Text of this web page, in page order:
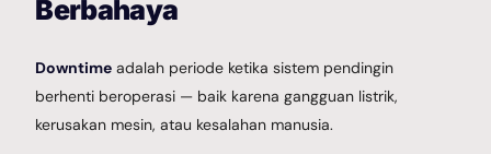
Berbahaya
Downtime adalah periode ketika sistem pendingin
berhenti beroperasi — baik karena gangguan listrik,
kerusakan mesin, atau kesalahan manusia.